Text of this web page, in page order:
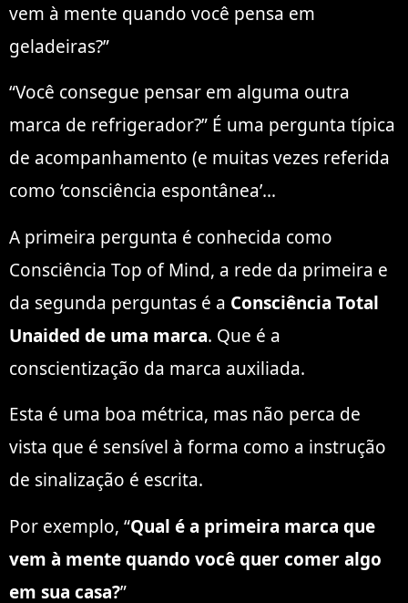
vem à mente quando você pensa em
geladeiras?”
“Você consegue pensar em alguma outra
marca de refrigerador?” É uma pergunta típica
de acompanhamento (e muitas vezes referida
como ‘consciência espontânea’…
A primeira pergunta é conhecida como
Consciência Top of Mind, a rede da primeira e
da segunda perguntas é a Consciência Total
Unaided de uma marca. Que é a
conscientização da marca auxiliada.
Esta é uma boa métrica, mas não perca de
vista que é sensível à forma como a instrução
de sinalização é escrita.
Por exemplo, “Qual é a primeira marca que
vem à mente quando você quer comer algo
em sua casa?”